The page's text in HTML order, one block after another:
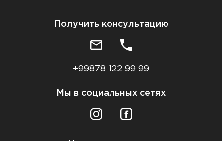
Получить консультацию
+99878 122 99 99
Мы в социальных сетях